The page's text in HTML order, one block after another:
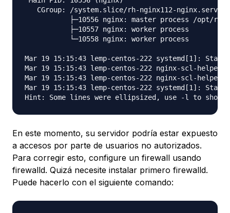
   CGroup: /system.slice/rh-nginx112-nginx.service
├─10556 nginx: master process /opt/
           ├─10557 nginx: worker process
           └─10558 nginx: worker process
Mar 19 15:15:43 lemp-centos-222 systemd[1]:
Mar 19 15:15:43 lemp-centos-222 nginx-scl-
Mar 19 15:15:43 lemp-centos-222 nginx-scl-
Mar 19 15:15:43 lemp-centos-222 systemd[1]:
En este momento, su servidor podría estar expuesto
a accesos por parte de usuarios no autorizados.
Para corregir esto, configure un firewall usando
firewalld. Quizá necesite instalar primero firewalld.
Puede hacerlo con el siguiente comando: